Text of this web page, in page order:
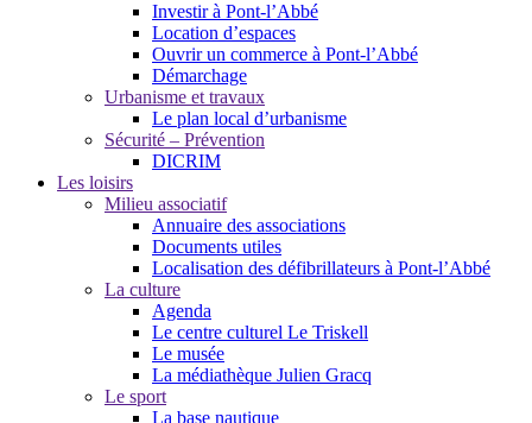
Investir à Pont-l’Abbé
Location d’espaces
Ouvrir un commerce à Pont-l’Abbé
Démarchage
Urbanisme et travaux
Le plan local d’urbanisme
Sécurité – Prévention
DICRIM
Les loisirs
Milieu associatif
Annuaire des associations
Documents utiles
Localisation des défibrillateurs à Pont-l’Abbé
La culture
Agenda
Le centre culturel Le Triskell
Le musée
La médiathèque Julien Gracq
Le sport
La base nautique